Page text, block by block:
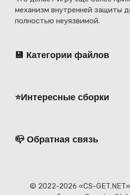
механизм внутренней защиты
полностью неуязвимой.
💾 Категории файлов
⭐️Интересные сборки
📪 Обратная связь
© 2022-2026 «CS-